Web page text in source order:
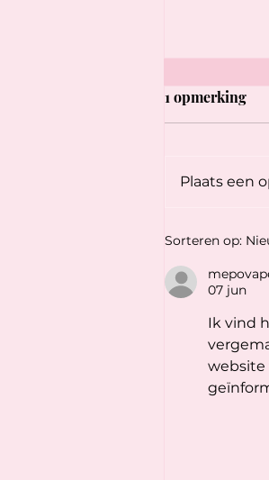
1 opmerking
Plaats een
Sorteren op:
07 jun
Ik vind
website